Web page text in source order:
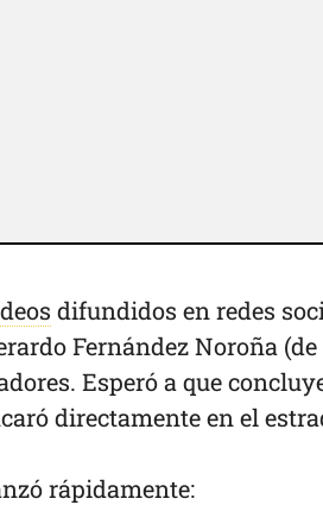
difundidos en redes
Fernández Noroña
Esperó a que
directamente en el
rápidamente: